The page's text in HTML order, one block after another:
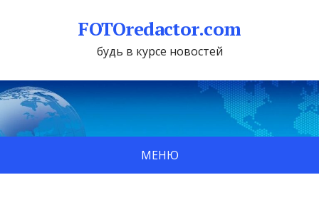
FOTOredactor.com
будь в курсе новостей
МЕНЮ